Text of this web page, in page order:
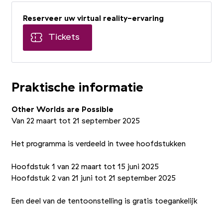
Reserveer uw virtual reality-ervaring
Tickets
Praktische informatie
Other Worlds are Possible
Van 22 maart tot 21 september 2025
Het programma is verdeeld in twee hoofdstukken
Hoofdstuk 1 van 22 maart tot 15 juni 2025
Hoofdstuk 2 van 21 juni tot 21 september 2025
Een deel van de tentoonstelling is gratis toegankelijk